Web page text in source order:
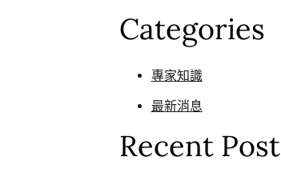
Categories
專家知識
最新消息
Recent Post